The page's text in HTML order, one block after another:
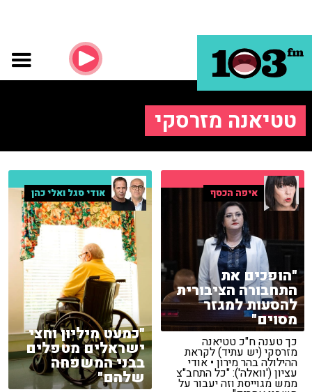
טטיאנה מזרסקי
איפה הכסף
"הופכים את
התחבורה הציבורית
להסעות למגזר
מסוים"
כך טענה ח"כ טטיאנה
מזרסקי (יש עתיד) לקראת
ההילולה בהר מירון • אודי
עציון ('וואלה'): "כל התחב"צ
ממש מגוייסת וזה יעבור על
אודי סגל ואלי כהן
"כמעט מיליון וחצי
ישראלים מטפלים
בבני המשפחה
שלהם"